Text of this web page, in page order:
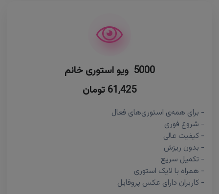
5000 ویو استوری خانم
61,425 تومان
- برای همه‌ی استوری‌های فعال
- شروع فوری
- کیفیت عالی
- بدون ریزش
- تکمیل سریع
- همراه با لایک استوری
- کاربران دارای عکس پروفایل